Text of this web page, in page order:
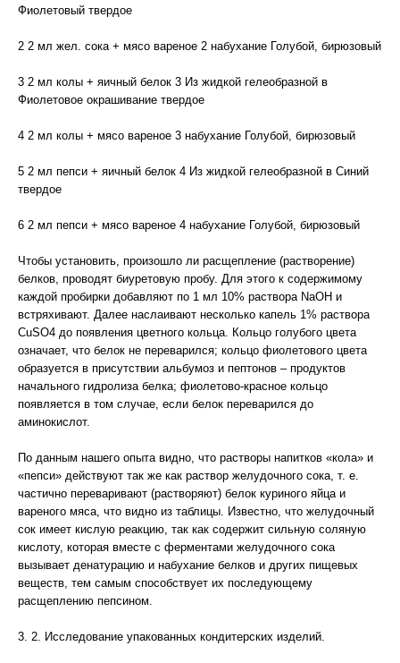
Фиолетовый твердое
2 2 мл жел. сока + мясо вареное 2 набухание Голубой, бирюзовый
3 2 мл колы + яичный белок 3 Из жидкой гелеобразной в
Фиолетовое окрашивание твердое
4 2 мл колы + мясо вареное 3 набухание Голубой, бирюзовый
5 2 мл пепси + яичный белок 4 Из жидкой гелеобразной в Синий
твердое
6 2 мл пепси + мясо вареное 4 набухание Голубой, бирюзовый
Чтобы установить, произошло ли расщепление (растворение)
белков, проводят биуретовую пробу. Для этого к содержимому
каждой пробирки добавляют по 1 мл 10% раствора NaOH и
встряхивают. Далее наслаивают несколько капель 1% раствора
CuSO4 до появления цветного кольца. Кольцо голубого цвета
означает, что белок не переварился; кольцо фиолетового цвета
образуется в присутствии альбумоз и пептонов – продуктов
начального гидролиза белка; фиолетово-красное кольцо
появляется в том случае, если белок переварился до
аминокислот.
По данным нашего опыта видно, что растворы напитков «кола» и
«пепси» действуют так же как раствор желудочного сока, т. е.
частично переваривают (растворяют) белок куриного яйца и
вареного мяса, что видно из таблицы. Известно, что желудочный
сок имеет кислую реакцию, так как содержит сильную соляную
кислоту, которая вместе с ферментами желудочного сока
вызывает денатурацию и набухание белков и других пищевых
веществ, тем самым способствует их последующему
расщеплению пепсином.
3. 2. Исследование упакованных кондитерских изделий.